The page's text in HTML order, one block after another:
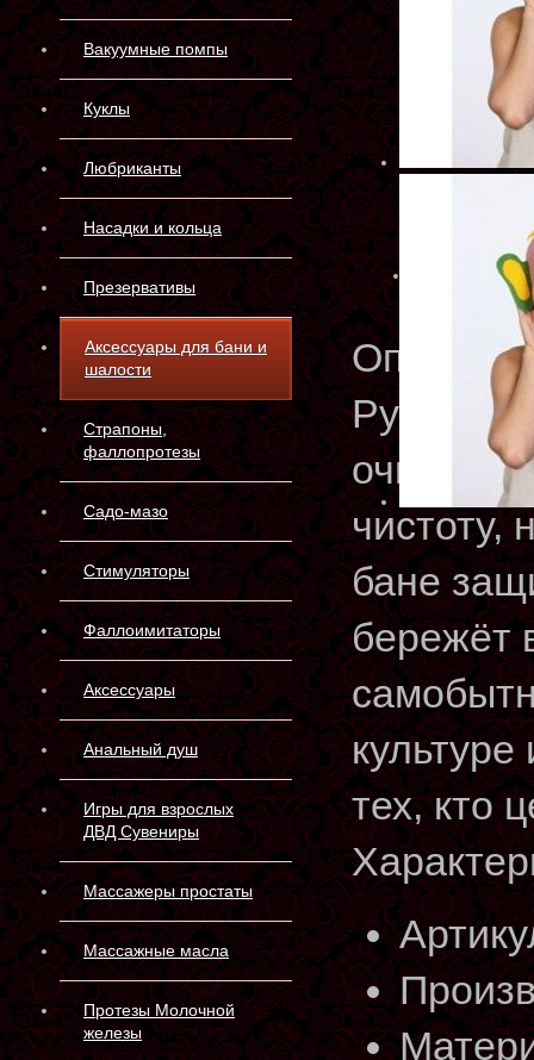
Вакуумные помпы
Куклы
Любриканты
Насадки и кольца
Презервативы
Аксессуары для бани и
шалости
Страпоны,
фаллопротезы
Садо-мазо
Стимуляторы
Фаллоимитаторы
Аксессуары
Анальный душ
Игры для взрослых
ДВД Сувениры
Массажеры простаты
Массажные масла
Протезы Молочной
железы
Русская
чистоту,
бане
бережёт
тех, кто